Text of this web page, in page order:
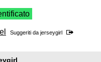
Suggeriti da jerseygirl